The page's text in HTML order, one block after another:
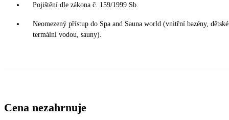
Pojištění dle zákona č. 159/1999 Sb.
Neomezený přístup do Spa and Sauna world (vnitřní bazény,
termální vodou, sauny).
Cena nezahrnuje